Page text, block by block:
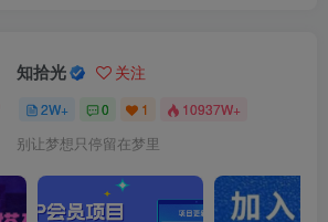
知拾光 关注
2W+ 0 1 10937W+
别让梦想只停留在梦里